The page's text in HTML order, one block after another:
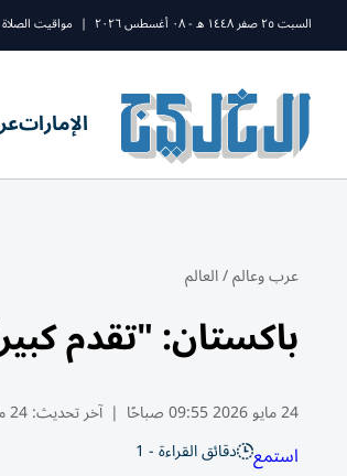
السبت ٢٥ صفر ١٤٤٨ ه - ٠٨ أغسطس ٢٠٢٦ | مواقيت الصلاة
الإمارات
عرب وعالم/العالم
باكستان: "تقدم
24 مايو 2026 09:55 صباحًا | آخر تحديث:24 مايو 10:09 2026
استمع دقائق القراءة - 1